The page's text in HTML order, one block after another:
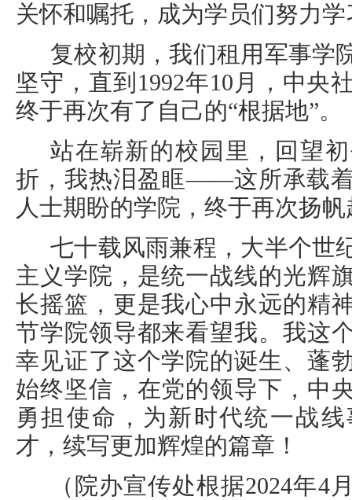
关怀和嘱托，成为学员们努力
复校初期，我们租用军事学
坚守，直到1992年10月，中央
终于再次有了自己的“根据地”。
站在崭新的校园里，回望
折，我热泪盈眶——这所承载
人士期盼的学院，终于再次扬
七十载风雨兼程，大半个世
主义学院，是统一战线的光辉
长摇篮，更是我心中永远的精
节学院领导都来看望我。我这
幸见证了这个学院的诞生、蓬
始终坚信，在党的领导下，中
勇担使命，为新时代统一战
才，续写更加辉煌的篇章！
（院办宣传处根据2024年4